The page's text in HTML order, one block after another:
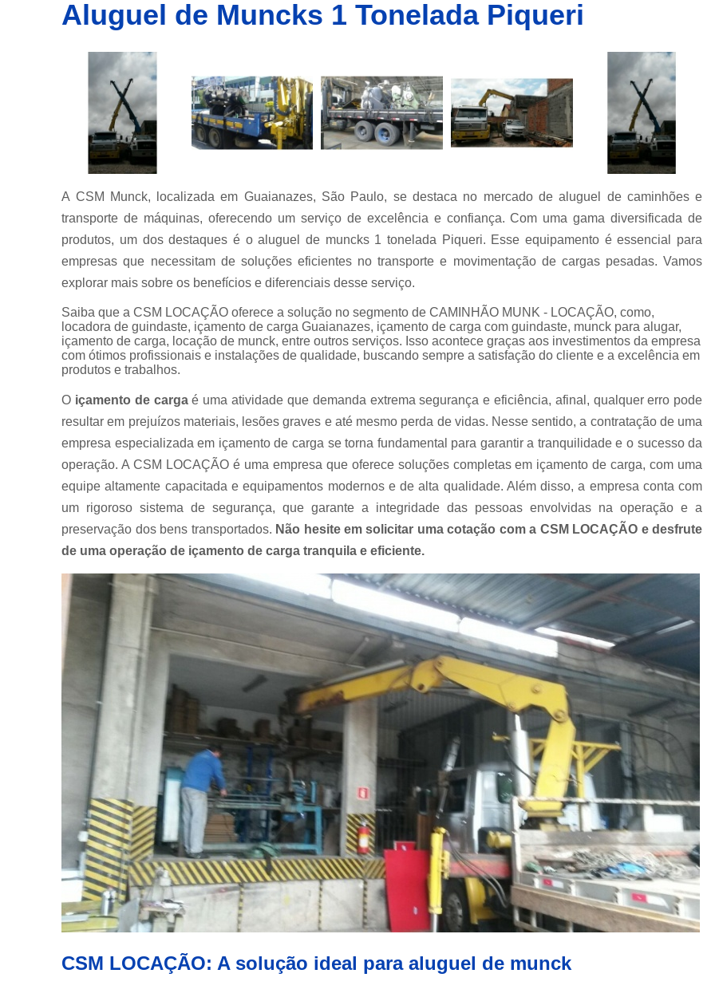
Empresa
de
Empresas
de
transportes
de
containers
de carga
Locação de
Locação de
de
caminhão
munck
Muncks
para locar
Munk para
alugar
Munk para
locar
Transportes
com
munck
Transportes
de
containers
Transportes
de
máquinas
Caminhões Muncks de Alocação
Caminhões com Munck para
Caminhões com Muncks para Alugueis
Caminhões Muncks de
Caminhões Tipo Munck para
Caminhões Tipo Muncks para Alugueis
Caminhões com Munck para
Caminhões com Muncks para
Caminhões Muncks de
Caminhões Tipo Muncks para
Locações de Caminhões
Empresa de Carreta para Transporte de
Empresa de Transporte
Empresa de Transporte Rodoviário de
Empresa de Transportes
Carreta para Transporte de
Transportadora de Containers
Transporte Containers
Transportes Container
Içamento com Caminhão Munck
Içamento de Carga com
Içamento de Carga em Obras
Içamento de Carga Pesada
Movimentação de Carga
Serviço de
Locação de Guindaste
Locação de Guindaste com Operador
Locação de Guindaste para
Locação Guindaste Hidráulico
Serviço de Locação de
Aluguel de Guindaste
Aluguel de Muncks 1 Tonelada Piqueri
A CSM Munck, localizada em Guaianazes, São Paulo, se destaca no mercado de aluguel de caminhões e
transporte de máquinas, oferecendo um serviço de excelência e confiança. Com uma gama diversificada de
produtos, um dos destaques é o aluguel de muncks 1 tonelada Piqueri. Esse equipamento é essencial para
empresas que necessitam de soluções eficientes no transporte e movimentação de cargas pesadas. Vamos
explorar mais sobre os benefícios e diferenciais desse serviço.
Saiba que a CSM LOCAÇÃO oferece a solução no segmento de CAMINHÃO MUNK - LOCAÇÃO, como,
locadora de guindaste, içamento de carga Guaianazes, içamento de carga com guindaste, munck para alugar,
içamento de carga, locação de munck, entre outros serviços. Isso acontece graças aos investimentos da empresa
com ótimos profissionais e instalações de qualidade, buscando sempre a satisfação do cliente e a excelência em
produtos e trabalhos.
O içamento de cargaé uma atividade que demanda extrema segurança e eficiência, afinal, qualquer erro pode
resultar em prejuízos materiais, lesões graves e até mesmo perda de vidas. Nesse sentido, a contratação de uma
empresa especializada em içamento de carga se torna fundamental para garantir a tranquilidade e o sucesso da
operação. A CSM LOCAÇÃO é uma empresa que oferece soluções completas em içamento de carga, com uma
equipe altamente capacitada e equipamentos modernos e de alta qualidade. Além disso, a empresa conta com
um rigoroso sistema de segurança, que garante a integridade das pessoas envolvidas na operação e a
preservação dos bens transportados. Não hesite em solicitar uma cotação com a CSM LOCAÇÃO e desfrute
de uma operação de içamento de carga tranquila e eficiente.
CSM LOCAÇÃO: A solução ideal para aluguel de munck